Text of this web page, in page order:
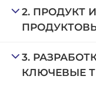
2. ПРОДУКТ
3.
КЛЮЧЕВЫЕ
using AI to